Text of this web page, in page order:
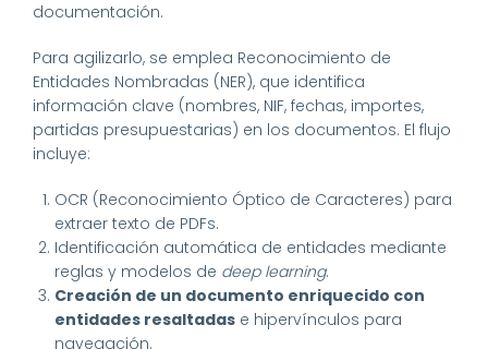
documentación.
Para agilizarlo, se emplea Reconocimiento de
Entidades Nombradas (NER), que identifica
información clave (nombres, NIF, fechas, importes,
partidas presupuestarias) en los documentos. El flujo
incluye:
OCR (Reconocimiento Óptico de Caracteres) para
extraer texto de PDFs.
Identificación automática de entidades mediante
reglas y modelos de deep learning.
Creación de un documento enriquecido con
entidades resaltadas e hipervínculos para
navegación.